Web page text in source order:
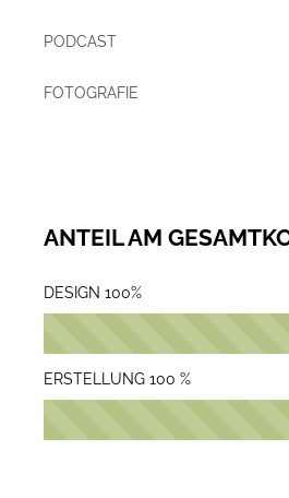
PODCAST
FOTOGRAFIE
ANTEIL AM
DESIGN 100%
ERSTELLUNG 100 %